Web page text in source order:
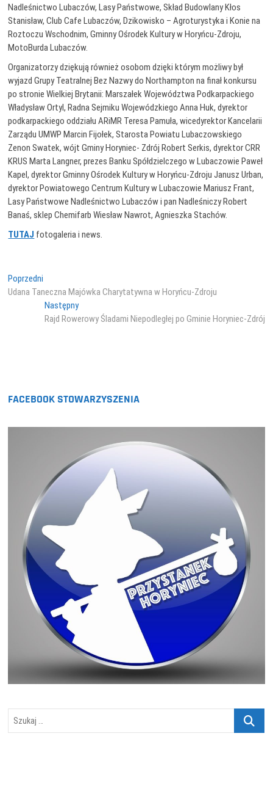
Nadleśnictwo Lubaczów, Lasy Państwowe, Skład Budowlany Kłos
Stanisław, Club Cafe Lubaczów, Dzikowisko – Agroturystyka i Konie na
Roztoczu Wschodnim, Gminny Ośrodek Kultury w Horyńcu-Zdroju,
MotoBurda Lubaczów.
Organizatorzy dziękują również osobom dzięki którym możliwy był
wyjazd Grupy Teatralnej Bez Nazwy do Northampton na finał konkursu
po stronie Wielkiej Brytanii: Marszałek Województwa Podkarpackiego
Władysław Ortyl, Radna Sejmiku Wojewódzkiego Anna Huk, dyrektor
podkarpackiego oddziału ARiMR Teresa Pamuła, wicedyrektor Kancelarii
Zarządu UMWP Marcin Fijołek, Starosta Powiatu Lubaczowskiego
Zenon Swatek, wójt Gminy Horyniec- Zdrój Robert Serkis, dyrektor CRR
KRUS Marta Langner, prezes Banku Spółdzielczego w Lubaczowie Paweł
Kapel, dyrektor Gminny Ośrodek Kultury w Horyńcu-Zdroju Janusz Urban,
dyrektor Powiatowego Centrum Kultury w Lubaczowie Mariusz Frant,
Lasy Państwowe Nadleśnictwo Lubaczów i pan Nadleśniczy Robert
Banaś, sklep Chemifarb Wiesław Nawrot, Agnieszka Stachów.
TUTAJ fotogaleria i news.
Nawigacja
wpisu
Poprzedni
wpis:
Udana Taneczna Majówka Charytatywna w Horyńcu-Zdroju
NastępnyNastępny
wpis:
Rajd Rowerowy Śladami Niepodległej po Gminie Horyniec-Zdrój
FACEBOOK STOWARZYSZENIA
Szukaj